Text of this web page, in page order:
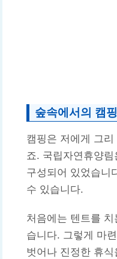
숲속에서의 캠핑
캠핑은 저에게 그
죠. 국립자연휴양
구성되어 있었습니
수 있습니다.
처음에는 텐트를
습니다. 그렇게 마
벗어나 진정한 휴